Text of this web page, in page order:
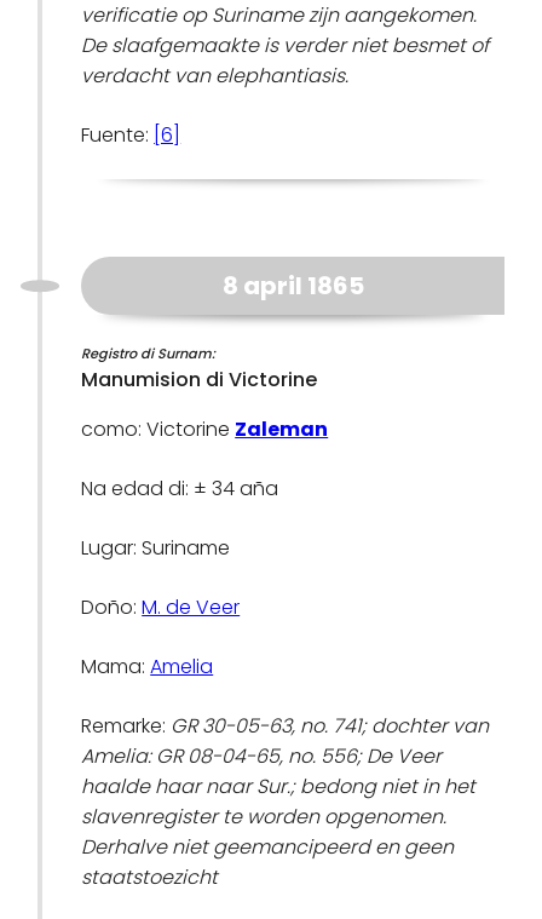
verificatie op Suriname zijn aangekomen.
De slaafgemaakte is verder niet besmet of
verdacht van elephantiasis.
Fuente: [6]
8 april 1865
Registro di Surnam:
Manumision di Victorine
como: Victorine Zaleman
Na edad di: ± 34 aña
Lugar: Suriname
Doño:M. de Veer
Mama:Amelia
Remarke: GR 30-05-63, no. 741; dochter van
Amelia: GR 08-04-65, no. 556; De Veer
haalde haar naar Sur.; bedong niet in het
slavenregister te worden opgenomen.
Derhalve niet geemancipeerd en geen
staatstoezicht